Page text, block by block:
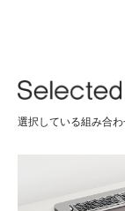
選択している組み合